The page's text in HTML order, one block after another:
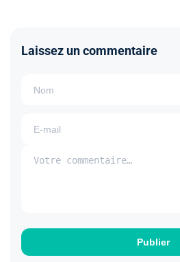
Laissez un commentaire
Publier